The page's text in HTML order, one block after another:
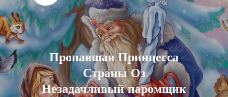
Пропавшая Принцесса
Страны Оз
Незадачливый паромщик